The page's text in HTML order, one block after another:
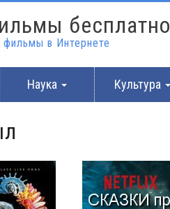
бесплатно
в Интернете
Наука Культура